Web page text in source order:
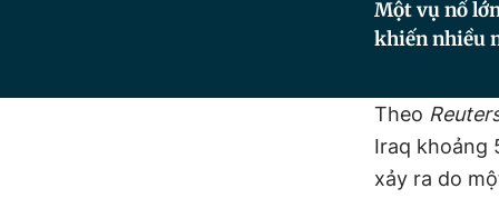
Một vụ nổ
khiến nhiều
Theo
Iraq khoảng
xảy ra do